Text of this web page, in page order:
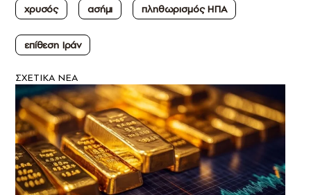
χρυσός
ασήμι πληθωρισμός ΗΠΑ
επίθεση Ιράν
ΣXETIKA NEA